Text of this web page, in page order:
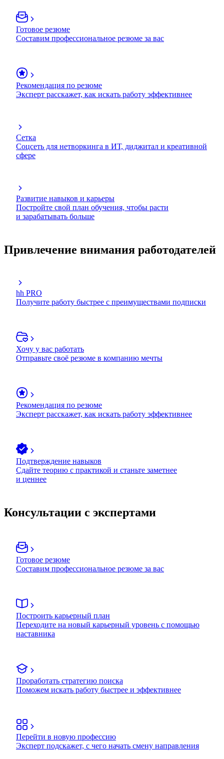
Готовое резюме
Составим профессиональное резюме за вас
Рекомендация по резюме
Эксперт расскажет, как искать работу эффективнее
Сетка
Соцсеть для нетворкинга в ИТ, диджитал и креативной
сфере
Развитие навыков и карьеры
Постройте свой план обучения, чтобы расти
и зарабатывать больше
Привлечение внимания работодателей
hh PRO
Получите работу быстрее с преимуществами подписки
Хочу у вас работать
Отправьте своё резюме в компанию мечты
Рекомендация по резюме
Эксперт расскажет, как искать работу эффективнее
Подтверждение навыков
Сдайте теорию с практикой и станьте заметнее
и ценнее
Консультации с экспертами
Готовое резюме
Составим профессиональное резюме за вас
Построить карьерный план
Переходите на новый карьерный уровень с помощью
наставника
Проработать стратегию поиска
Поможем искать работу быстрее и эффективнее
Перейти в новую профессию
Эксперт подскажет, с чего начать смену направления